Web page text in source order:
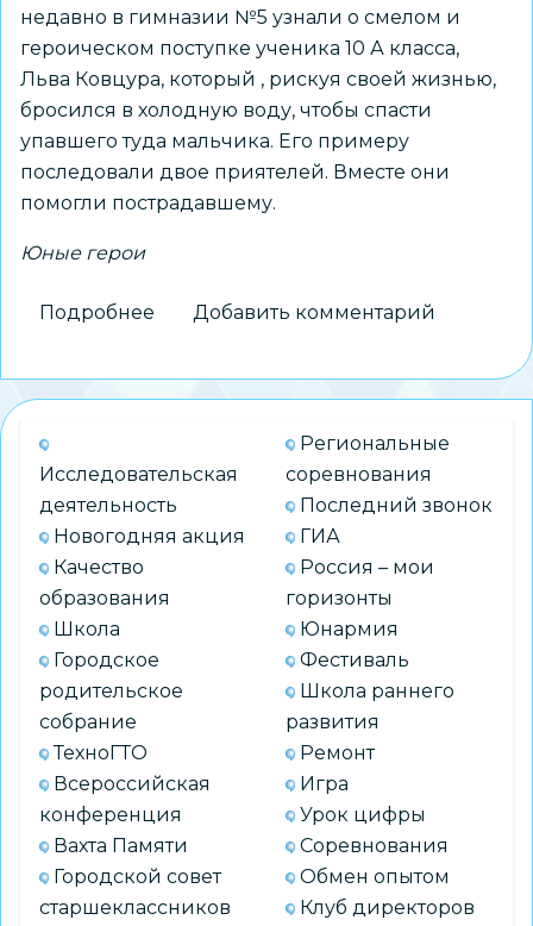
недавно в гимназии №5 узнали о смелом и
героическом поступке ученика 10 А класса,
Льва Ковцура, который , рискуя своей жизнью,
бросился в холодную воду, чтобы спасти
упавшего туда мальчика. Его примеру
последовали двое приятелей. Вместе они
помогли пострадавшему.
Юные герои
Подробнее
спас
упавшего
холодную
воду
мальчика
Добавить комментарий
Исследовательская
деятельность
Новогодняя акция
Качество
образования
Школа
Городское
родительское
собрание
ТехноГТО
Всероссийская
конференция
Вахта Памяти
Городской совет
старшеклассников
Региональные
соревнования
Последний звонок
ГИА
Россия – мои
горизонты
Юнармия
Фестиваль
Школа раннего
развития
Ремонт
Игра
Урок цифры
Соревнования
Обмен опытом
Клуб директоров